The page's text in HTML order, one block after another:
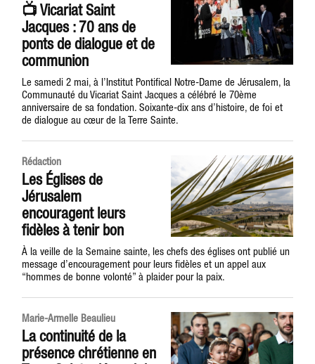
📺 Vicariat Saint
Jacques : 70 ans de
ponts de dialogue et de
communion
Le samedi 2 mai, à l’Institut Pontifical Notre-Dame de Jérusalem, la
Communauté du Vicariat Saint Jacques a célébré le 70ème
anniversaire de sa fondation. Soixante-dix ans d’histoire, de foi et
de dialogue au cœur de la Terre Sainte.
Rédaction
Les Églises de
Jérusalem
encouragent leurs
fidèles à tenir bon
À la veille de la Semaine sainte, les chefs des églises ont publié un
message d’encouragement pour leurs fidèles et un appel aux
“hommes de bonne volonté” à plaider pour la paix.
Marie-Armelle Beaulieu
La continuité de la
présence chrétienne en